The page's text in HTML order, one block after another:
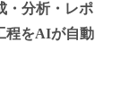
・分析・レポ
程をAIが自動